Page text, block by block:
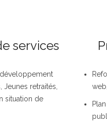
services
développement
retraités,
situation de